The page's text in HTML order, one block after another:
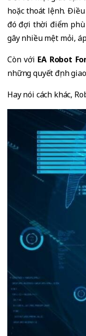
hoặc thoát lệnh.
đó đợi thời điểm phù
gây nhiều mệt mỏi,
Còn với EA Robot
những quyết định
Hay nói cách khác,